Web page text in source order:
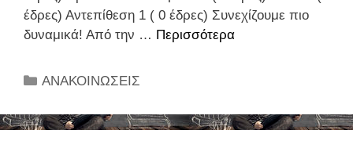
έδρες) Αντεπίθεση 1 ( 0 έδρες) Συνεχίζουμε πιο
δυναμικά! Από την … Περισσότερα
κ
ά
Κ
τ
ΑΝΑΚΟΙΝΩΣΕΙΣ